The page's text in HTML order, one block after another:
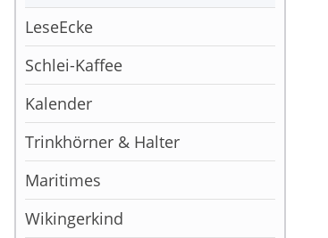
LeseEcke
Schlei-Kaffee
Kalender
Trinkhörner & Halter
Maritimes
Wikingerkind